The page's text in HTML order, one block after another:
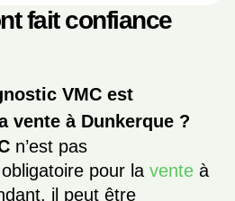
fait confiance
VMC est
vente à Dunkerque ?
n’est pas
pour la vente à
il peut être